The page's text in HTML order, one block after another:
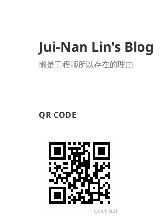
Jui-Nan Lin's Blog
懶是工程師所以存在的理由
QR CODE